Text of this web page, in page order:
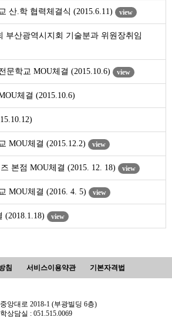
산.학 협력체결식 (2015.6.11) view
부산광역시지회 기술분과 위원장취임
문학교 MOU체결 (2015.10.6) view
체결 (2015.10.6)
MOU체결 (2015.12.2) view
본점 MOU체결 (2015. 12. 18) view
MOU체결 (2016. 4. 5) view
(2018.1.18) view
침 서비스이용약관 기본자격법
앙대로 2018-1 (부광빌딩 6층)
상담실 : 051.515.0069